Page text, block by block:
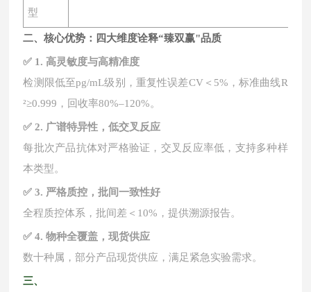
型
二、核心优势：四大维度诠释“臻双赢"品质
✅ 1. 高灵敏度与高精准度
检测限低至pg/mL级别，重复性误差CV＜5%，标准曲线R
²≥0.999，回收率80%–120%。
✅ 2. 广谱特异性，低交叉反应
每批次产品抗体对严格验证，交叉反应率低，支持多种样
本类型。
✅ 3. 严格质控，批间一致性好
全程质控体系，批间差＜ 10%，提供溯源报告。
✅ 4. 物种全覆盖，现货供应
数十种属，部分产品现货供应，满足紧急实验需求。
三、